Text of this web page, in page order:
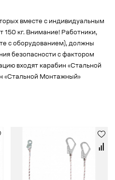
вместе с индивидуальным
кг. Внимание! Работники,
с оборудованием), должны
безопасности с фактором
входят карабин «Стальной
«Стальной Монтажный»